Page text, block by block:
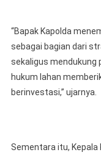
“Bapak Kapolda
sebagai bagian dari
sekaligus mendukung
hukum lahan
berinvestasi,” ujarnya.
Sementara itu, Kepala